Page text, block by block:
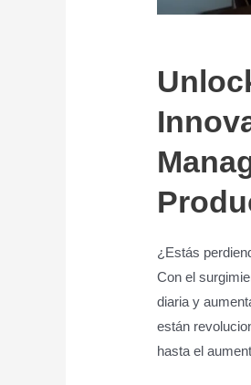
¿Estás
Con el
diaria y
están
hasta el